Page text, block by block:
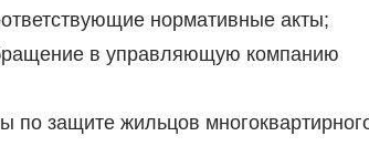
нормативные акты;
в управляющую компанию
по защите жильцов